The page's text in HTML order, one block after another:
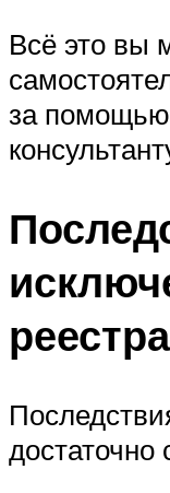
Всё это вы
за
реестра
достаточно